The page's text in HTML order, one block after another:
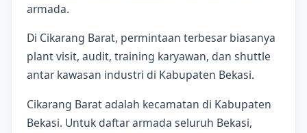
armada.
Di Cikarang Barat, permintaan terbesar biasanya
plant visit, audit, training karyawan, dan shuttle
antar kawasan industri di Kabupaten Bekasi.
Cikarang Barat adalah kecamatan di Kabupaten
Bekasi. Untuk daftar armada seluruh Bekasi,